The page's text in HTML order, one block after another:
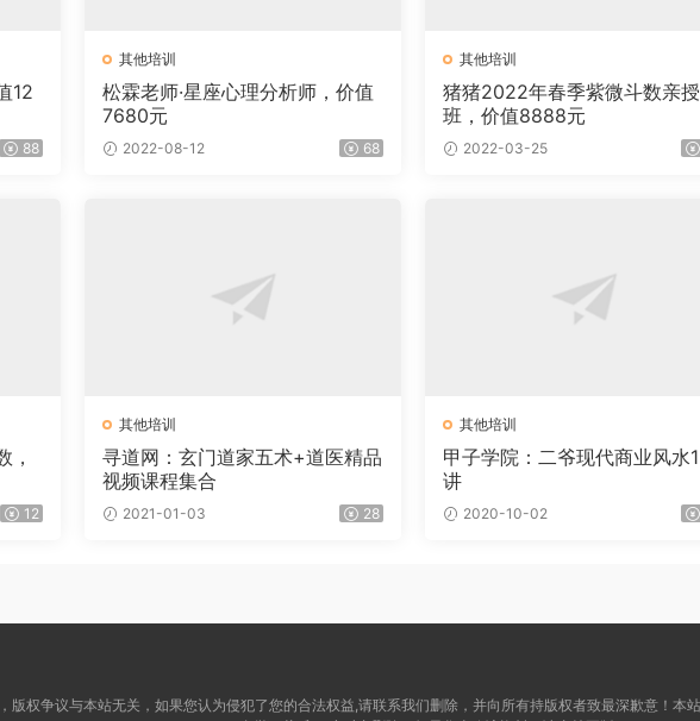
12
88
其他培训
松霖老师·星座心理分析师，价值
7680元
2022-08-12 68
其他培训
猪猪2022年春季紫微斗数亲授
班，价值8888元
2022-03-25
，
12
其他培训
寻道网：玄门道家五术+道医精品
视频课程集合
2021-01-03 28
其他培训
甲子学院：二爷现代商业风水
讲
2020-10-02
权争议与本站无关，如果您认为侵犯了您的合法权益,请联系我们删除，并向所有持版权者致最深歉意！本